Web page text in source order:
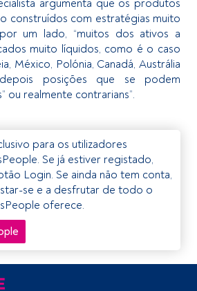
argumenta que os produtos
construídos com estratégias muito
um lado, “muitos dos ativos a
muito líquidos, como é o caso
México, Polónia, Canadá, Austrália
posições que se podem
ou realmente contrarians”.
para os utilizadores
Se já estiver registado,
Login. Se ainda não tem conta,
se e a desfrutar de todo o
oferece.